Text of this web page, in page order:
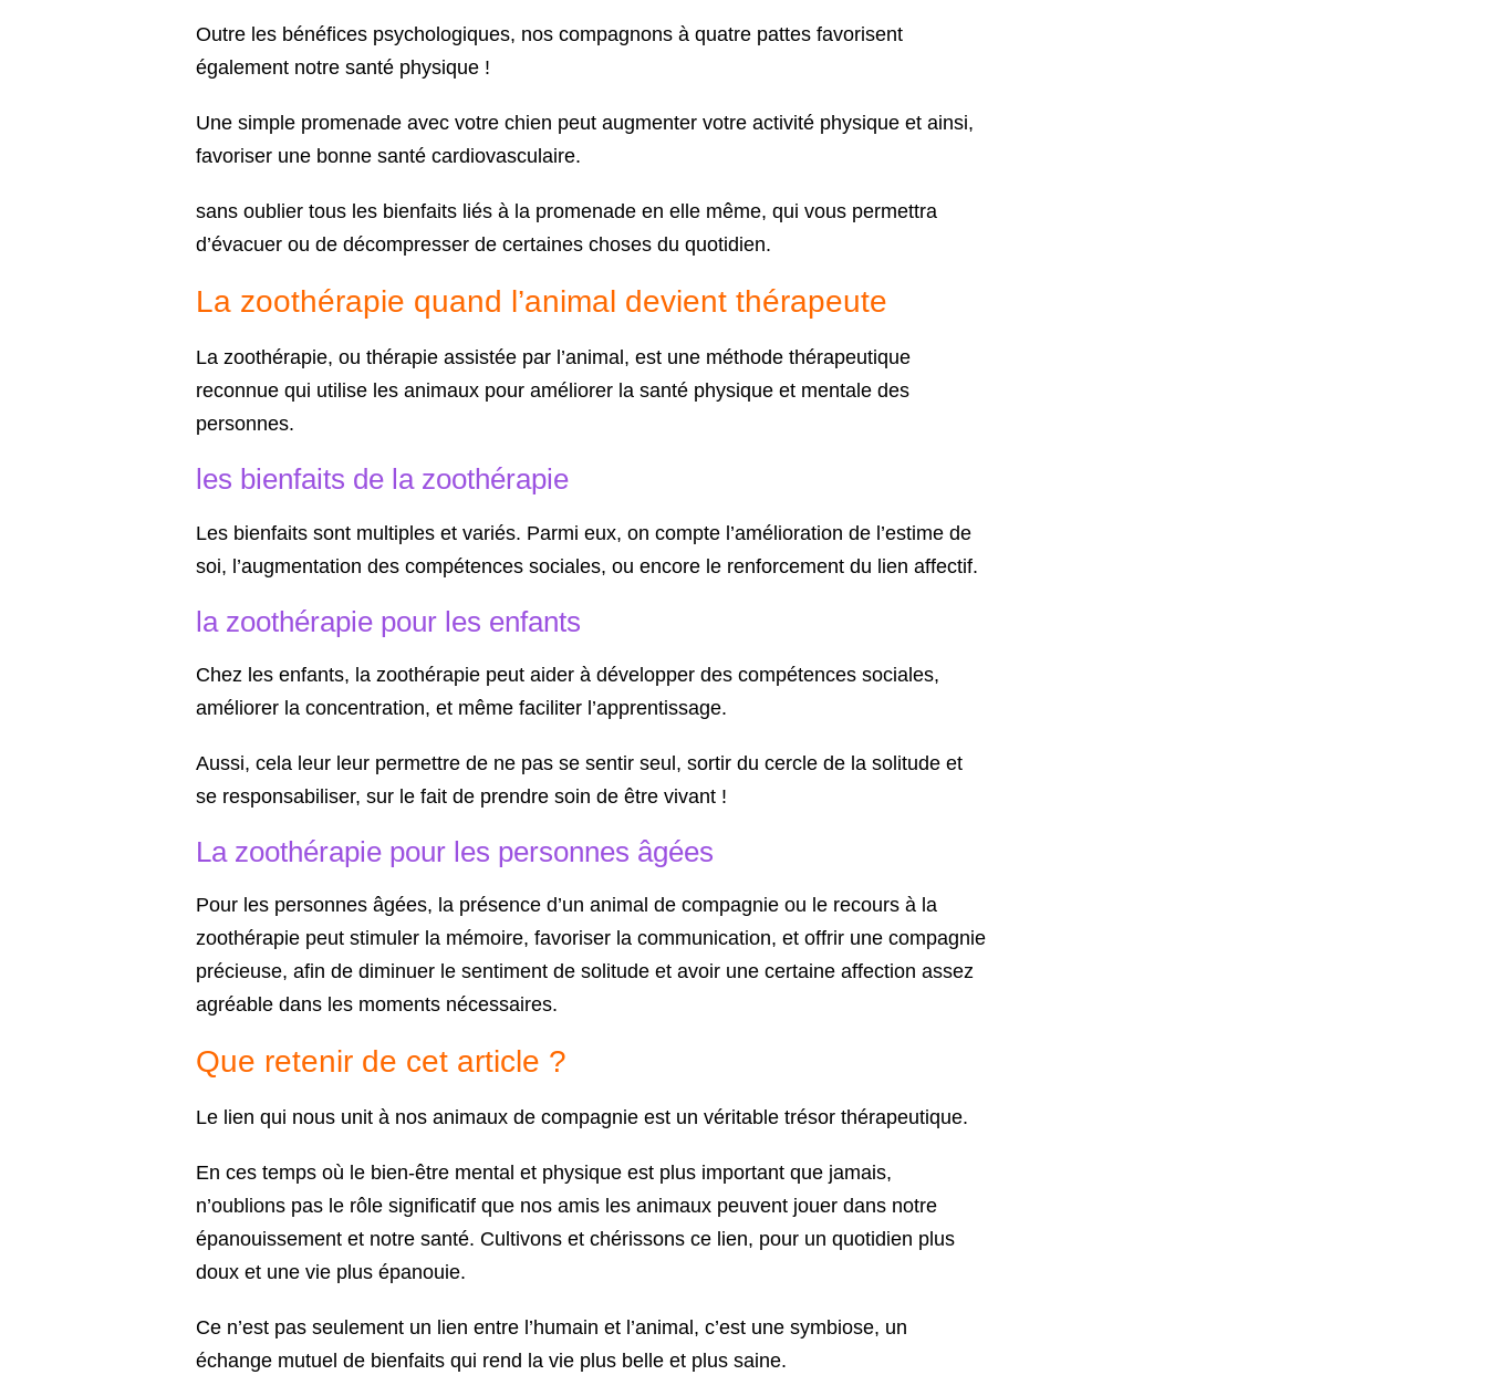
Outre les bénéfices psychologiques, nos compagnons à quatre pattes favorisent
également notre santé physique !
Une simple promenade avec votre chien peut augmenter votre activité physique et ainsi,
favoriser une bonne santé cardiovasculaire.
sans oublier tous les bienfaits liés à la promenade en elle même, qui vous permettra
d’évacuer ou de décompresser de certaines choses du quotidien.
La zoothérapie quand l’animal devient thérapeute
La zoothérapie, ou thérapie assistée par l’animal, est une méthode thérapeutique
reconnue qui utilise les animaux pour améliorer la santé physique et mentale des
personnes.
les bienfaits de la zoothérapie
Les bienfaits sont multiples et variés. Parmi eux, on compte l’amélioration de l’estime de
soi, l’augmentation des compétences sociales, ou encore le renforcement du lien affectif.
la zoothérapie pour les enfants
Chez les enfants, la zoothérapie peut aider à développer des compétences sociales,
améliorer la concentration, et même faciliter l’apprentissage.
Aussi, cela leur leur permettre de ne pas se sentir seul, sortir du cercle de la solitude et
se responsabiliser, sur le fait de prendre soin de être vivant !
La zoothérapie pour les personnes âgées
Pour les personnes âgées, la présence d’un animal de compagnie ou le recours à la
zoothérapie peut stimuler la mémoire, favoriser la communication, et offrir une compagnie
précieuse, afin de diminuer le sentiment de solitude et avoir une certaine affection assez
agréable dans les moments nécessaires.
Que retenir de cet article ?
Le lien qui nous unit à nos animaux de compagnie est un véritable trésor thérapeutique.
En ces temps où le bien-être mental et physique est plus important que jamais,
n’oublions pas le rôle significatif que nos amis les animaux peuvent jouer dans notre
épanouissement et notre santé. Cultivons et chérissons ce lien, pour un quotidien plus
doux et une vie plus épanouie.
Ce n’est pas seulement un lien entre l’humain et l’animal, c’est une symbiose, un
échange mutuel de bienfaits qui rend la vie plus belle et plus saine.